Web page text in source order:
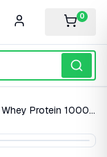
0
Nutrend %100 Whey Protein 1000 Gr Çikolata Browni